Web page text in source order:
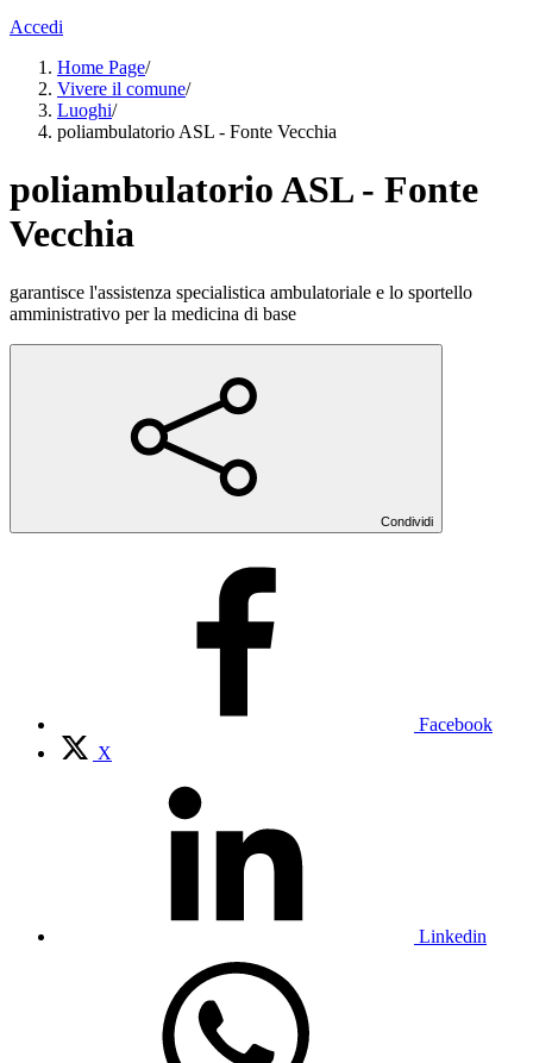
Accedi
Home Page/
Vivere il comune/
Luoghi/
poliambulatorio ASL - Fonte Vecchia
poliambulatorio ASL - Fonte
Vecchia
garantisce l'assistenza specialistica ambulatoriale e lo sportello
amministrativo per la medicina di base
Condividi
Facebook
X
Linkedin